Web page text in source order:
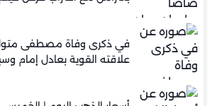
في ذكرى وفاة مصطفى
علاقته القوية بعادل إمام